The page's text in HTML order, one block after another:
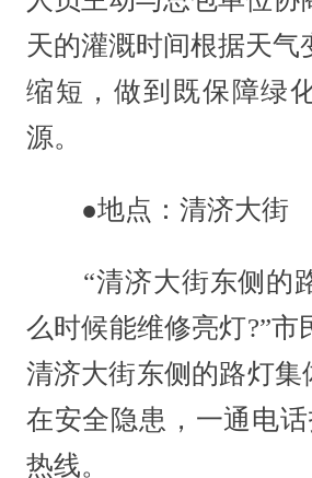
天的灌溉时间根据天气
缩短，做到既保障绿
源。
●地点：清济大街
“清济大街东侧的
么时候能维修亮灯?”市
清济大街东侧的路灯集
在安全隐患，一通电话
热线。